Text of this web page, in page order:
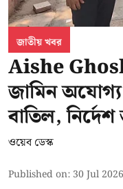
জাতীয় খবর
Aishe
জামিন অযোগ্য
বাতিল,
ওয়েব ডেস্ক
Published on: 30 Jul